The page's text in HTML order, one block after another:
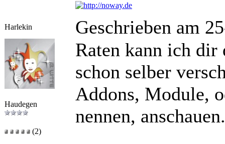
Harlekin Geschrieben am
Haudegen
(2)
Raten kann ich dir
schon selber
Addons, Module,
nennen, anschauen.